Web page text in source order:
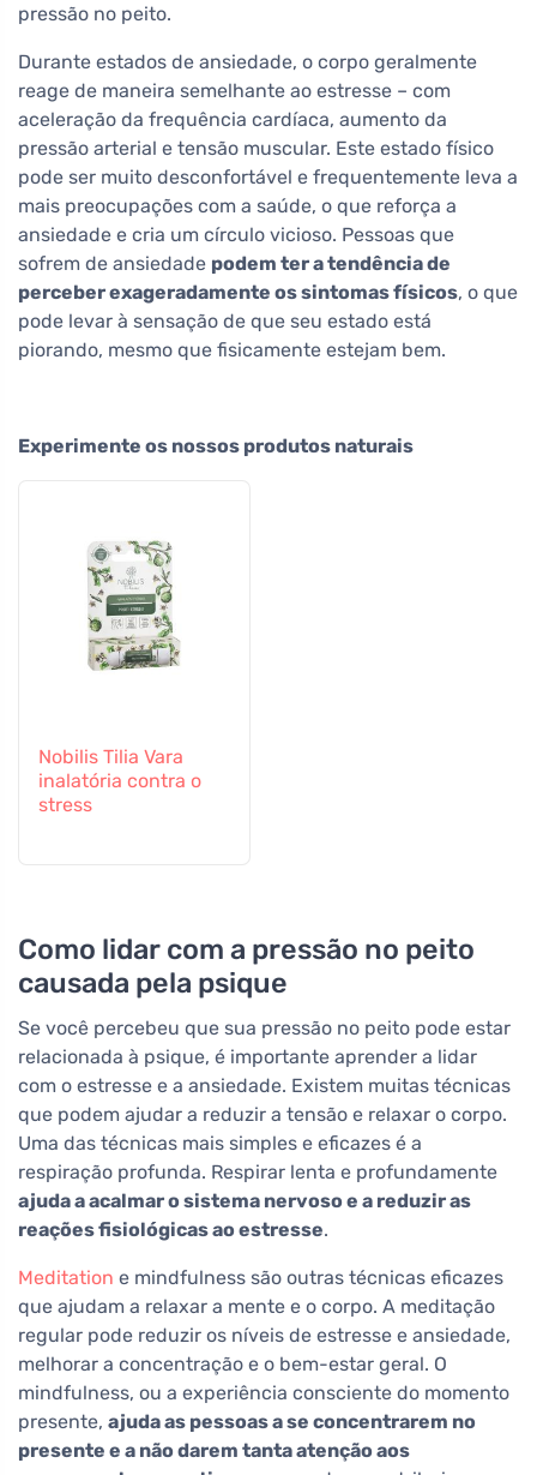
pressão no peito.
Durante estados de ansiedade, o corpo geralmente
reage de maneira semelhante ao estresse – com
aceleração da frequência cardíaca, aumento da
pressão arterial e tensão muscular. Este estado físico
pode ser muito desconfortável e frequentemente leva a
mais preocupações com a saúde, o que reforça a
ansiedade e cria um círculo vicioso. Pessoas que
sofrem de ansiedade podem ter a tendência de
perceber exageradamente os sintomas físicos, o que
pode levar à sensação de que seu estado está
piorando, mesmo que fisicamente estejam bem.
Experimente os nossos produtos naturais
Nobilis Tilia Vara
inalatória contra o
stress
Como lidar com a pressão no peito
causada pela psique
Se você percebeu que sua pressão no peito pode estar
relacionada à psique, é importante aprender a lidar
com o estresse e a ansiedade. Existem muitas técnicas
que podem ajudar a reduzir a tensão e relaxar o corpo.
Uma das técnicas mais simples e eficazes é a
respiração profunda. Respirar lenta e profundamente
ajuda a acalmar o sistema nervoso e a reduzir as
reações fisiológicas ao estresse.
Meditation e mindfulness são outras técnicas eficazes
que ajudam a relaxar a mente e o corpo. A meditação
regular pode reduzir os níveis de estresse e ansiedade,
melhorar a concentração e o bem-estar geral. O
mindfulness, ou a experiência consciente do momento
presente, ajuda as pessoas a se concentrarem no
presente e a não darem tanta atenção aos